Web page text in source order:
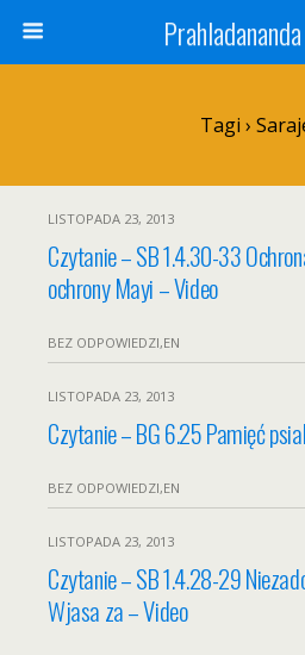
Tagi ›
LISTOPADA 23, 2013
Czytanie – SB 1.4.30-33
ochrony Mayi – Video
BEZ ODPOWIEDZI,EN
LISTOPADA 23, 2013
Czytanie – BG 6.25 Pamięć
BEZ ODPOWIEDZI,EN
LISTOPADA 23, 2013
Czytanie – SB 1.4.28-29
Wjasa za – Video